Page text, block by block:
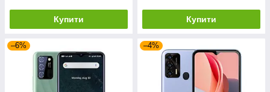
Купити Купити
–6% –4%